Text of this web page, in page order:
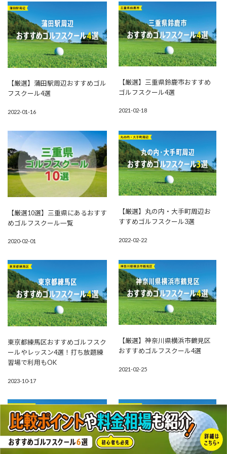
【厳選】蒲田駅周辺おすすめゴル
フスクール4選
2022-01-16
【厳選】三重県鈴鹿市おすすめ
ゴルフスクール4選
2021-02-18
【厳選10選】三重県にあるおすす
めゴルフスクール一覧
2020-02-01
【厳選】丸の内・大手町周辺お
すすめゴルフスクール3選
2022-02-22
東京都練馬区おすすめゴルフスク
ールやレッスン4選！打ち放題練
習場で利用もOK
2023-10-17
【厳選】神奈川県横浜市鶴見区
おすすめゴルフスクール4選
2021-02-25